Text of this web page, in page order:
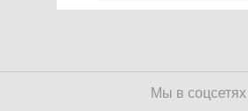
Мы в соцсетях